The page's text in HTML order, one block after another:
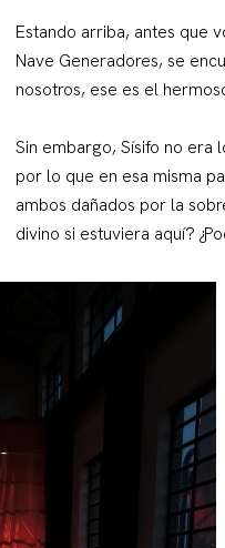
Estando arriba, antes que
Nave Generadores, se
nosotros, ese es el
Sin embargo, Sísifo no era
por lo que en esa misma
ambos dañados por la
divino si estuviera aquí?